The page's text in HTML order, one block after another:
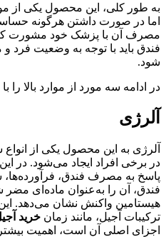
به طور کلی، این محصول یکی از
اما در صورت داشتن هرگونه
مصرف آن با پزشک خود مشورت
فندق باید با توجه به وضعیت فرد
شود.
در ادامه سه مورد از موارد بالا
آلرژی
آلرژی به این محصول یکی از
در برخی افراد ایجاد می‌شود. در
پاسخ به مصرف فندق،
فندق، آن را به‌عنوان ماده‌ای مضر
هیستامین واکنش نشان می‌دهد.
ترکیبات آجیل، مانند زمان خرید
اجزای اصلی آن است، اهمیت